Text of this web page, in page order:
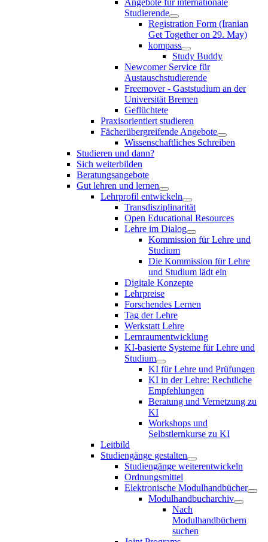
Studierende
Registration Form (Iranian
Get Together on 29. May)
kompass
Study Buddy
Newcomer Service für
Austauschstudierende
Freemover - Gaststudium an der
Universität Bremen
Geflüchtete
Praxisorientiert studieren
Fächerübergreifende Angebote
Wissenschaftliches Schreiben
Studieren und dann?
Sich weiterbilden
Beratungsangebote
Gut lehren und lernen
Lehrprofil entwickeln
Transdisziplinarität
Open Educational Resources
Lehre im Dialog
Kommission für Lehre und
Studium
Die Kommission für Lehre
und Studium lädt ein
Digitale Konzepte
Lehrpreise
Forschendes Lernen
Tag der Lehre
Werkstatt Lehre
Lernraumentwicklung
KI-basierte Systeme für Lehre und
Studium
KI für Lehre und Prüfungen
KI in der Lehre: Rechtliche
Empfehlungen
Beratung und Vernetzung zu
KI
Workshops und
Selbstlernkurse zu KI
Leitbild
Studiengänge gestalten
Studiengänge weiterentwickeln
Ordnungsmittel
Elektronische Modulhandbücher
Modulhandbucharchiv
Nach
Modulhandbüchern
suchen